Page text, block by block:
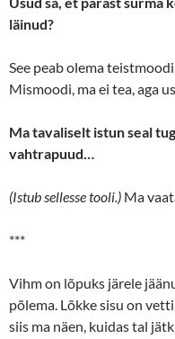
läinud?
See peab olema
Mismoodi, ma ei tea, aga
Ma tavaliselt istun seal
vahtrapuud…
(Istub sellesse tooli.) Ma
***
Vihm on lõpuks järele
põlema. Lõkke sisu on
siis ma näen, kuidas tal